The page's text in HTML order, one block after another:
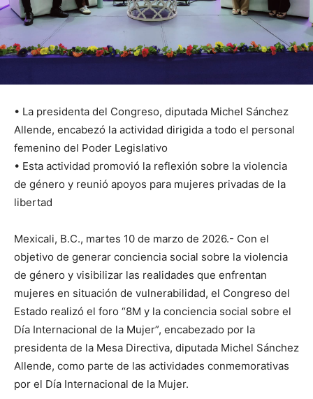
• La presidenta del Congreso, diputada Michel Sánchez
Allende, encabezó la actividad dirigida a todo el personal
femenino del Poder Legislativo
• Esta actividad promovió la reflexión sobre la violencia
de género y reunió apoyos para mujeres privadas de la
libertad
Mexicali, B.C., martes 10 de marzo de 2026.- Con el
objetivo de generar conciencia social sobre la violencia
de género y visibilizar las realidades que enfrentan
mujeres en situación de vulnerabilidad, el Congreso del
Estado realizó el foro “8M y la conciencia social sobre el
Día Internacional de la Mujer”, encabezado por la
presidenta de la Mesa Directiva, diputada Michel Sánchez
Allende, como parte de las actividades conmemorativas
por el Día Internacional de la Mujer.